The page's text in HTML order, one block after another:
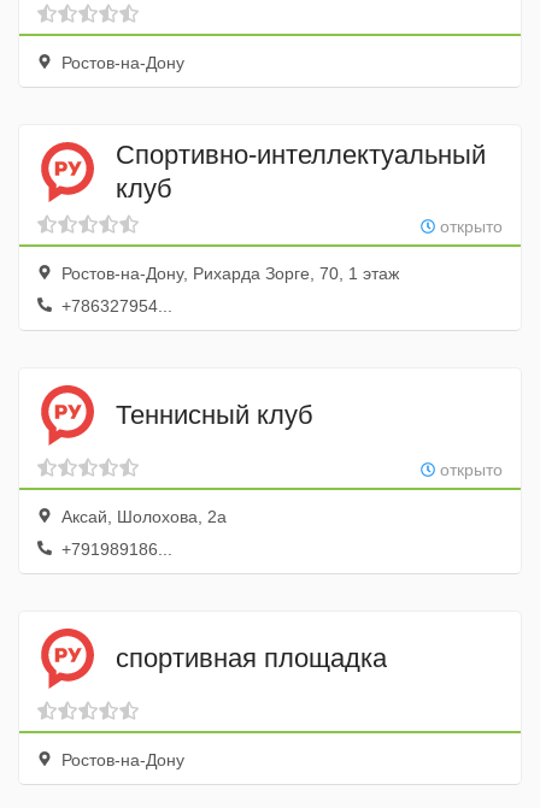
Ростов-на-Дону
Спортивно-интеллектуальный
клуб
открыто
Ростов-на-Дону, Рихарда Зорге, 70, 1 этаж
+786327954...
Теннисный клуб
открыто
Аксай, Шолохова, 2а
+791989186...
спортивная площадка
Ростов-на-Дону